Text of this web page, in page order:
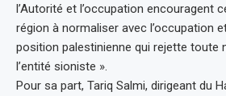
l’Autorité et l’occupation encouragent
région à normaliser avec l’occupation
position palestinienne qui rejette toute
l’entité sioniste ».
Pour sa part, Tariq Salmi, dirigeant du